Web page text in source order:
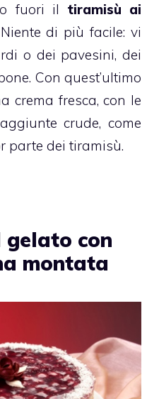
fuori il tiramisù ai
di più facile: vi
o dei pavesini, dei
Con quest’ultimo
crema fresca, con le
crude, come
parte dei tiramisù.
con
montata